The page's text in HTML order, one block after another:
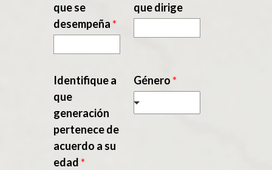
que se
desempeña *
que dirige
Identifique a
que
generación
pertenece de
acuerdo a su
edad *
Género *